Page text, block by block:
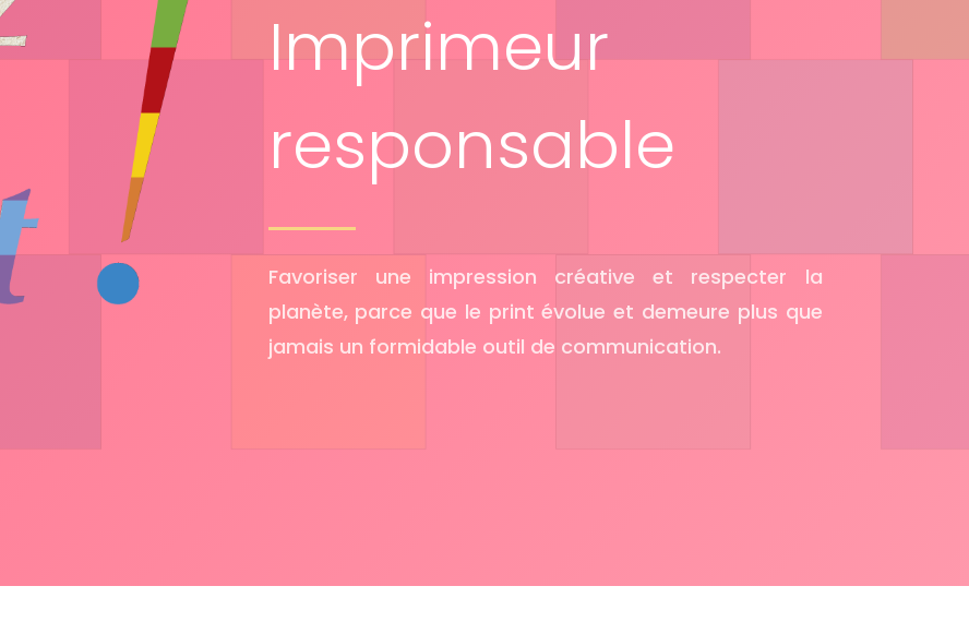
Imprimeur
responsable
Favoriser une impression créative et respecter la
planète, parce que le print évolue et demeure plus que
jamais un formidable outil de communication.